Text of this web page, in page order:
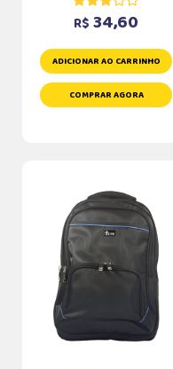
R$ 34,60
ADICIONAR AO CARRINHO
COMPRAR AGORA